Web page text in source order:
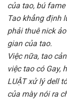
của tao, bú
Tao khẳng định
phải thuê nick
gian của tao.
Việc nữa, tao
việc tao có Gay,
LUẬT xử lý dell
của mày nói ra